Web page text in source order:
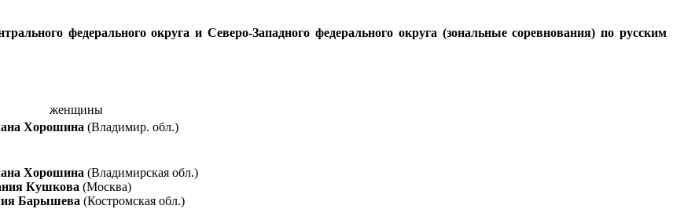
федерального округа и Северо-Западного федерального округа (зональные соревнования)по русским
женщины
Хорошина (Владимир. обл.)
Хорошина (Владимирская обл.)
Кушкова (Москва)
Барышева (Костромская обл.)